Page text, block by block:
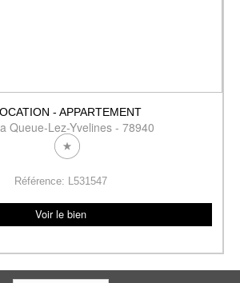
- APPARTEMENT
Queue-Lez-Yvelines - 78940
Référence: L531547
Voir le bien